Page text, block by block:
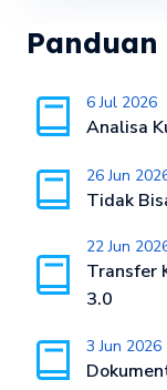
6 Jul 2026
Analisa
26 Jun
Tidak
22 Jun
Transfer
3.0
3 Jun 2026